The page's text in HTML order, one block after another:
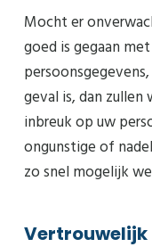
Mocht er
goed is gegaan
geval is, dan
inbreuk op uw
ongunstige of
zo snel mogelijk
Vertrouwelijk